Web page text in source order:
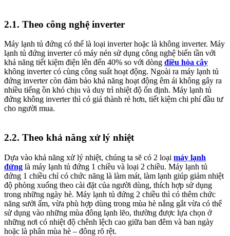
2.1. Theo công nghệ inverter
Máy lạnh tủ đứng có thể là loại inverter hoặc là không inverter. Máy
lạnh tủ đứng inverter có máy nén sử dụng công nghệ biến tần với
khả năng tiết kiệm điện lên đến 40% so với dòng điều hòa cây
không inverter có cùng công suất hoạt động. Ngoài ra máy lạnh tủ
đứng inverter còn đảm bảo khả năng hoạt động êm ái không gây ra
nhiều tiếng ồn khó chịu và duy trì nhiệt độ ổn định. Máy lạnh tủ
đứng không inverter thì có giá thành rẻ hơn, tiết kiệm chi phí đầu tư
cho người mua.
2.2. Theo khả năng xử lý nhiệt
Dựa vào khả năng xử lý nhiệt, chúng ta sẽ có 2 loại máy lạnh
đứng là máy lạnh tủ đứng 1 chiều và loại 2 chiều. Máy lạnh tủ
đứng 1 chiều chỉ có chức năng là làm mát, làm lạnh giúp giảm nhiệt
độ phòng xuống theo cài đặt của người dùng, thích hợp sử dụng
trong những ngày hè. Máy lạnh tủ đứng 2 chiều thì có thêm chức
năng sưởi ấm, vừa phù hợp dùng trong mùa hè nắng gắt vừa có thể
sử dụng vào những mùa đông lạnh lẽo, thường được lựa chọn ở
những nơi có nhiệt độ chênh lệch cao giữa ban đêm và ban ngày
hoặc là phân mùa hè – đông rõ rệt.